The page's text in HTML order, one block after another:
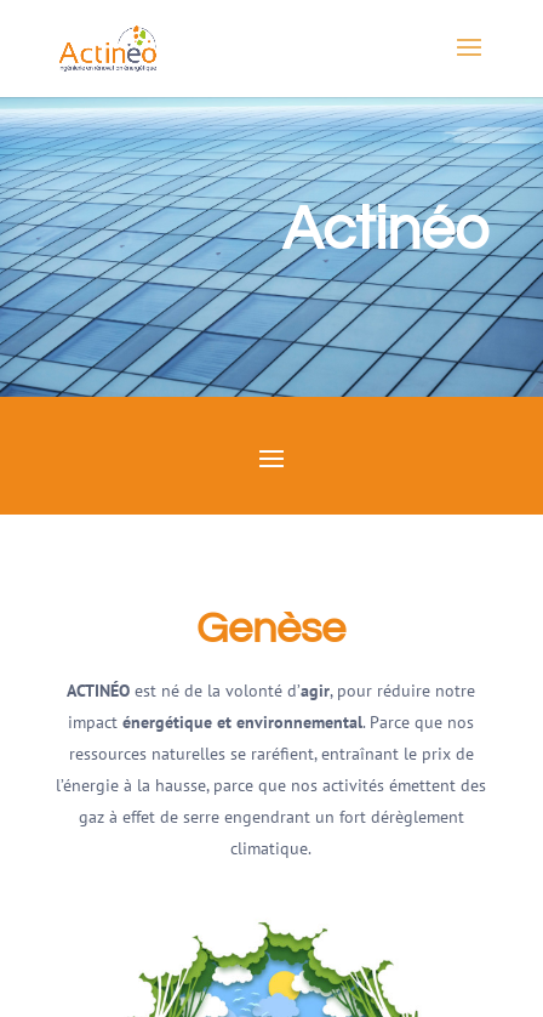
Actinéo
Genèse
ACTINÉO est né de la volonté d’agir, pour réduire notre
impacténergétique et environnemental. Parce que nos
ressources naturelles se raréfient, entraînant le prix de
l’énergie à la hausse, parce que nos activités émettent des
gaz à effet de serre engendrant un fort dérèglement
climatique.